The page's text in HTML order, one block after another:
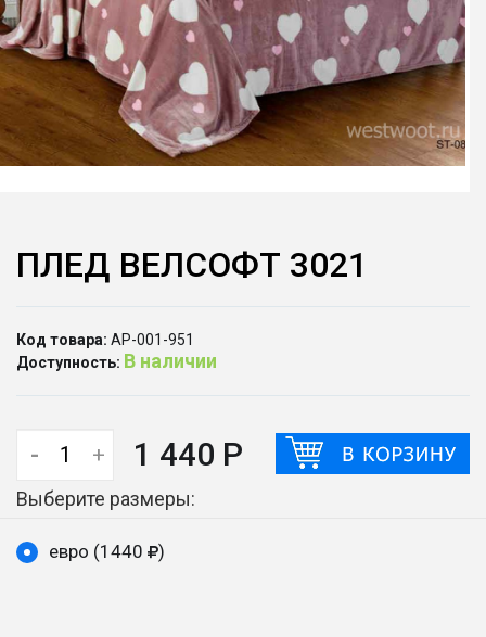
ПЛЕД ВЕЛСОФТ 3021
Код товара: АР-001-951
Доступность: В наличии
- + 1 440 Р
Выберите размеры:
евро (1440 )